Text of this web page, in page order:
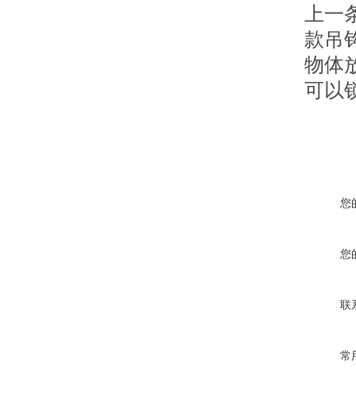
上
款吊
物体
可以
您
您
联
常